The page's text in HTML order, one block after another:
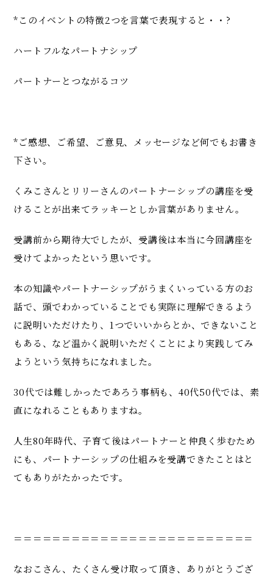
*このイベントの特徴2つを言葉で表現すると・・?
ハートフルなパートナシップ
パートナーとつながるコツ
*ご感想、ご希望、ご意見、メッセージなど何でもお書き
下さい。
くみこさんとリリーさんのパートナーシップの講座を受
けることが出来てラッキーとしか言葉がありません。
受講前から期待大でしたが、受講後は本当に今回講座を
受けてよかったという思いです。
本の知識やパートナーシップがうまくいっている方のお
話で、頭でわかっていることでも実際に理解できるよう
に説明いただけたり、1つでいいからとか、できないこと
もある、など温かく説明いただくことにより実践してみ
ようという気持ちになれました。
30代では難しかったであろう事柄も、40代50代では、素
直になれることもありますね。
人生80年時代、子育て後はパートナーと仲良く歩むため
にも、パートナーシップの仕組みを受講できたことはと
てもありがたかったです。
＝＝＝＝＝＝＝＝＝＝＝＝＝＝＝＝＝＝＝＝＝＝＝＝＝
なおこさん、たくさん受け取って頂き、ありがとうござ